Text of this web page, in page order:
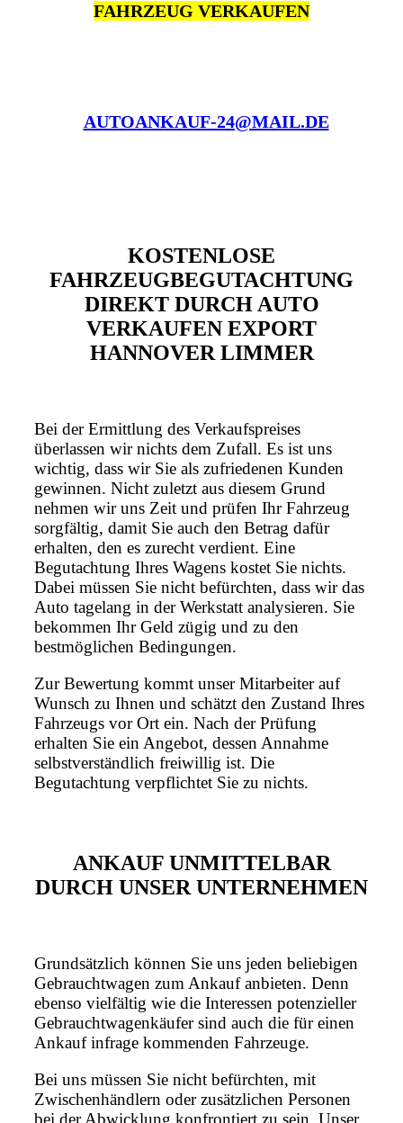
FAHRZEUG VERKAUFEN
AUTOANKAUF-24@MAIL.DE
KOSTENLOSE
FAHRZEUGBEGUTACHTUNG
DIREKT DURCH AUTO
VERKAUFEN EXPORT
HANNOVER LIMMER
Bei der Ermittlung des Verkaufspreises
überlassen wir nichts dem Zufall. Es ist uns
wichtig, dass wir Sie als zufriedenen Kunden
gewinnen. Nicht zuletzt aus diesem Grund
nehmen wir uns Zeit und prüfen Ihr Fahrzeug
sorgfältig, damit Sie auch den Betrag dafür
erhalten, den es zurecht verdient. Eine
Begutachtung Ihres Wagens kostet Sie nichts.
Dabei müssen Sie nicht befürchten, dass wir das
Auto tagelang in der Werkstatt analysieren. Sie
bekommen Ihr Geld zügig und zu den
bestmöglichen Bedingungen.
Zur Bewertung kommt unser Mitarbeiter auf
Wunsch zu Ihnen und schätzt den Zustand Ihres
Fahrzeugs vor Ort ein. Nach der Prüfung
erhalten Sie ein Angebot, dessen Annahme
selbstverständlich freiwillig ist. Die
Begutachtung verpflichtet Sie zu nichts.
ANKAUF UNMITTELBAR
DURCH UNSER UNTERNEHMEN
Grundsätzlich können Sie uns jeden beliebigen
Gebrauchtwagen zum Ankauf anbieten. Denn
ebenso vielfältig wie die Interessen potenzieller
Gebrauchtwagenkäufer sind auch die für einen
Ankauf infrage kommenden Fahrzeuge.
Bei uns müssen Sie nicht befürchten, mit
Zwischenhändlern oder zusätzlichen Personen
bei der Abwicklung konfrontiert zu sein. Unser